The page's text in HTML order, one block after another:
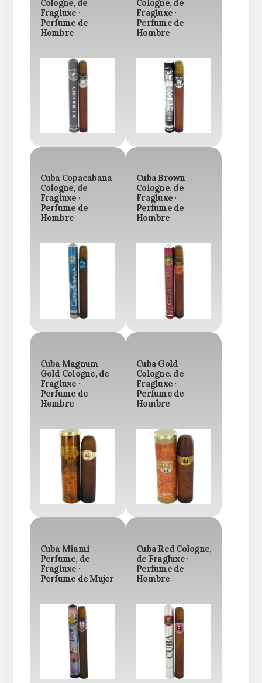
Cologne, de
Fragluxe ·
Perfume de
Hombre
Cologne, de
Fragluxe ·
Perfume de
Hombre
Cuba Copacabana
Cologne, de
Fragluxe ·
Perfume de
Hombre
Cuba Brown
Cologne, de
Fragluxe ·
Perfume de
Hombre
Cuba Magnum
Gold Cologne, de
Fragluxe ·
Perfume de
Hombre
Cuba Gold
Cologne, de
Fragluxe ·
Perfume de
Hombre
Cuba Miami
Perfume, de
Fragluxe ·
Perfume de Mujer
Cuba Red Cologne,
de Fragluxe ·
Perfume de
Hombre